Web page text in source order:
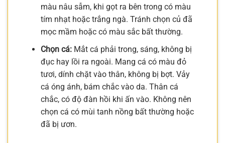
màu nâu sẫm, khi gọt ra bên trong có màu
tím nhạt hoặc trắng ngà. Tránh chọn củ đã
mọc mầm hoặc có màu sắc bất thường.
Chọn cá:Mắt cá phải trong, sáng, không bị
đục hay lồi ra ngoài. Mang cá có màu đỏ
tươi, dính chặt vào thân, không bị bợt. Vảy
cá óng ánh, bám chắc vào da. Thân cá
chắc, có độ đàn hồi khi ấn vào. Không nên
chọn cá có mùi tanh nồng bất thường hoặc
đã bị ươn.